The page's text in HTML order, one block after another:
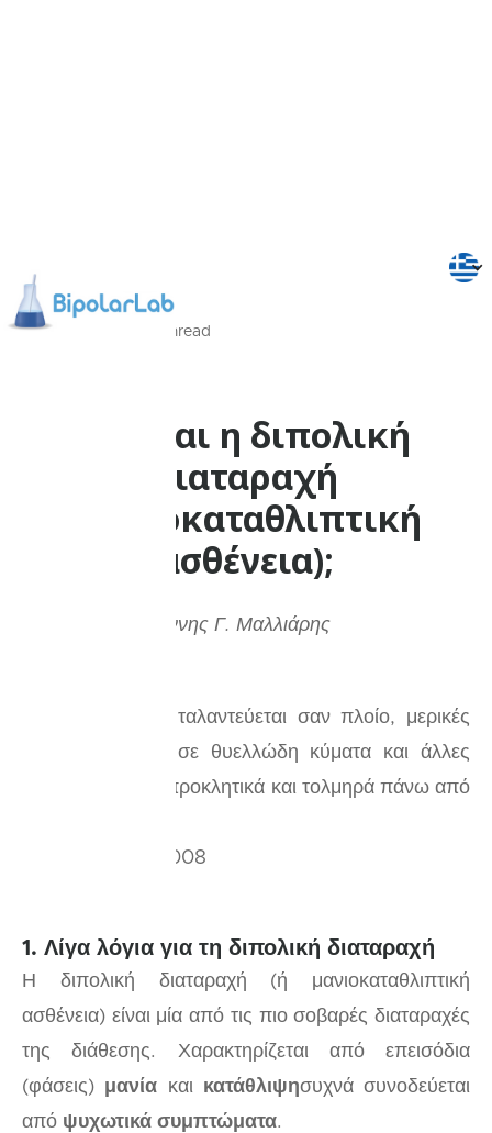
Minread
Τι είναι η διπολική
διαταραχή
(μανιοκαταθλιπτική
ασθένεια);
Σενάριο: Δρ. Ιωάννης Γ. Μαλλιάρης
«Μια ψυχή που ταλαντεύεται σαν πλοίο, μερικές
φορές βυθίζεται σε θυελλώδη κύματα και άλλες
φορές ανεβαίνει προκλητικά και τολμηρά πάνω από
— Α. Πλευρής, 2008
1. Λίγα λόγια για τη διπολική διαταραχή
Η διπολική διαταραχή (ή μανιοκαταθλιπτική
ασθένεια) είναι μία από τις πιο σοβαρές διαταραχές
της διάθεσης. Χαρακτηρίζεται από επεισόδια
(φάσεις) μανία και κατάθλιψησυχνά συνοδεύεται
από ψυχωτικά συμπτώματα.